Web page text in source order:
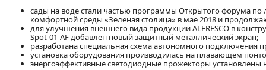
сады на воде стали частью программы Открытого форума
комфортной среды «Зеленая столица» в мае 2018 и
для улучшения внешнего вида продукции ALFRESCO в
Spot-01-AF добавлен новый защитный металлический экран;
разработана специальная схема автономного подключения
установка оборудования производилась на плавающем
энергоэффективные светодиодные прожекторы